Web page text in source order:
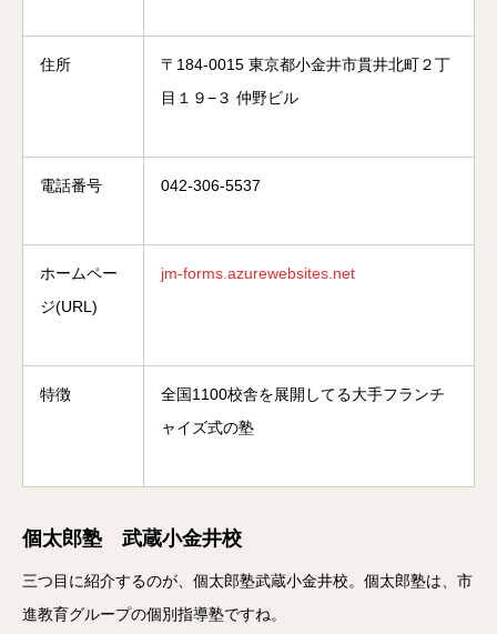
住所
〒184-0015 東京都小金井市貫井北町２丁
目１９−３ 仲野ビル
電話番号 042-306-5537
ホームペー
ジ(URL)
jm-forms.azurewebsites.net
特徴
全国1100校舎を展開してる大手フランチ
ャイズ式の塾
個太郎塾 武蔵小金井校
三つ目に紹介するのが、個太郎塾武蔵小金井校。個太郎塾は、市
進教育グループの個別指導塾ですね。